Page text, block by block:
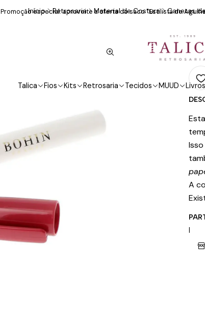
Talica Fios Kits Retrosaria Tecidos MUUD Livros
Promoção especial: aproveite a oferta do saco "Estilista de
Início Retrosaria Material de Costura Canetas
A
|